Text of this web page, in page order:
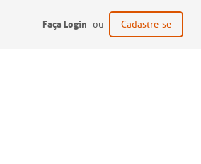
Faça Login ou Cadastre-se